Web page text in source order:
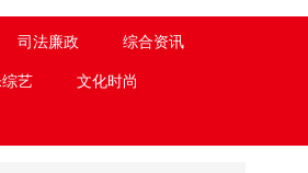
司法廉政 综合资讯
艺 文化时尚